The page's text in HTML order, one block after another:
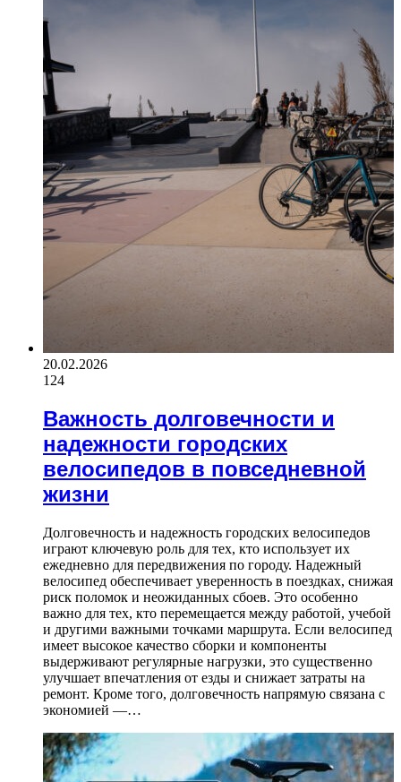
20.02.2026
124
Важность долговечности и
надежности городских
велосипедов в повседневной
жизни
Долговечность и надежность городских велосипедов
играют ключевую роль для тех, кто использует их
ежедневно для передвижения по городу. Надежный
велосипед обеспечивает уверенность в поездках, снижая
риск поломок и неожиданных сбоев. Это особенно
важно для тех, кто перемещается между работой, учебой
и другими важными точками маршрута. Если велосипед
имеет высокое качество сборки и компоненты
выдерживают регулярные нагрузки, это существенно
улучшает впечатления от езды и снижает затраты на
ремонт. Кроме того, долговечность напрямую связана с
экономией —…